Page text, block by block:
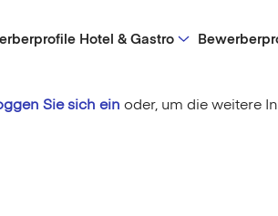
Hotel & Gastro
Sie sich ein oder, um die weitere